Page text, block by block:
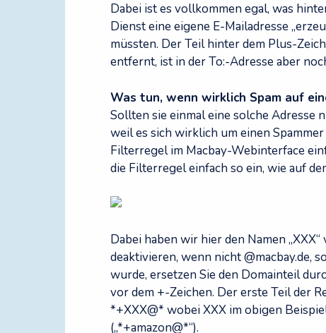
Dabei ist es vollkommen egal, was
Dienst eine eigene E-Mailadresse
müssten. Der Teil hinter dem Plus-
entfernt, ist in der To:-Adresse aber
Was tun, wenn wirklich Spam auf
Sollten sie einmal eine solche Adresse
weil es sich wirklich um einen
Filterregel im Macbay-Webinterface
die Filterregel einfach so ein, wie auf
Dabei haben wir hier den Namen
deaktivieren, wenn nicht @macbay.de,
wurde, ersetzen Sie den Domainteil
vor dem +-Zeichen. Der erste Teil der
*+XXX@* wobei XXX im obigen
(„*+amazon@*“).